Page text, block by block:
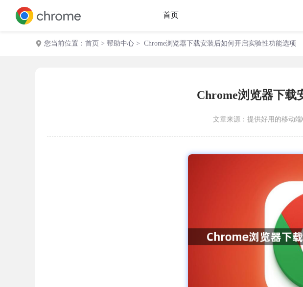
首页
您当前位置： 首页 > 帮助中心 > Chrome浏览器下载安装后如何开启实验性功能选项
Chrome浏览器下载
文章来源： 提供好用的移动